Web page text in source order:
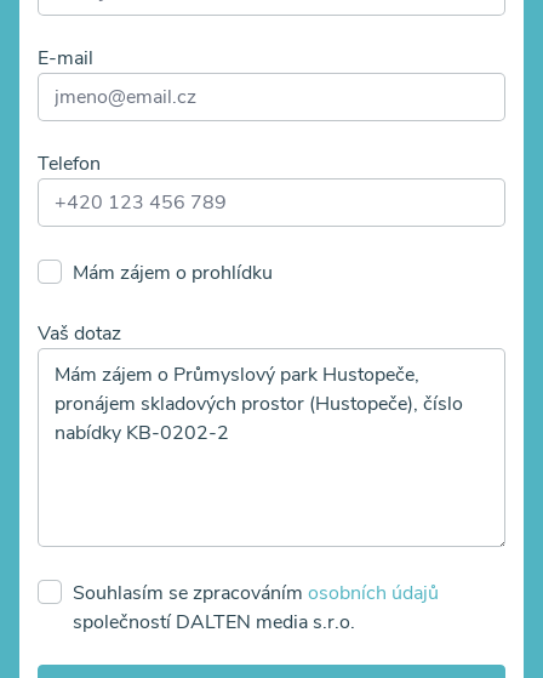
E-mail
Telefon
Mám zájem o prohlídku
Vaš dotaz
Souhlasím se zpracováním osobních údajů
společností DALTEN media s.r.o.